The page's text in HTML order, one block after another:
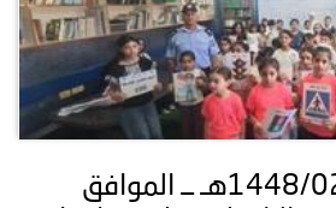
فلسطين ـ 1448/02/05هـ ــ الموافق